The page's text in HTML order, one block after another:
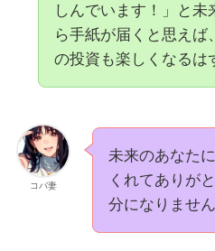
しんでいます！」と未
ら手紙が届くと思えば
の投資も楽しくなるは
コバ妻
未来のあなた
くれてありが
分になりませ